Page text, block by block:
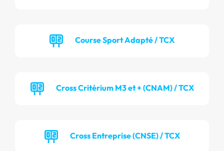
Course Sport Adapté / TCX
Cross Critérium M3 et + (CNAM) / TCX
Cross Entreprise (CNSE) / TCX